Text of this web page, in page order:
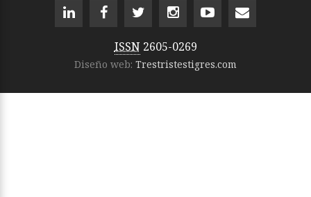
ISSN 2605-0269
Diseño web: Trestristestigres.com